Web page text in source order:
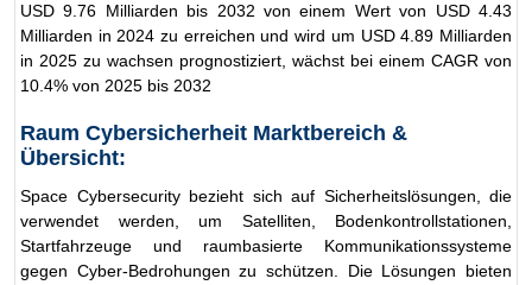
USD 9.76 Milliarden bis 2032 von einem Wert von USD 4.43
Milliarden in 2024 zu erreichen und wird um USD 4.89 Milliarden
in 2025 zu wachsen prognostiziert, wächst bei einem CAGR von
10.4% von 2025 bis 2032
Raum Cybersicherheit Marktbereich &
Übersicht:
Space Cybersecurity bezieht sich auf Sicherheitslösungen, die
verwendet werden, um Satelliten, Bodenkontrollstationen,
Startfahrzeuge und raumbasierte Kommunikationssysteme
gegen Cyber-Bedrohungen zu schützen. Die Lösungen bieten